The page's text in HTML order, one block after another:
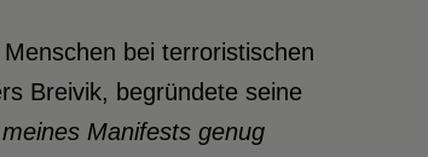
bei terroristischen
Breivik, begründete seine
Manifests genug